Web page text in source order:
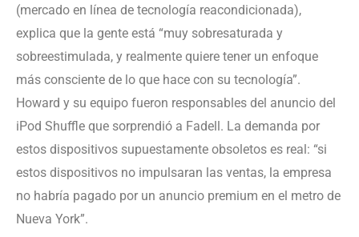
(mercado en línea de tecnología reacondicionada),
explica que la gente está “muy sobresaturada y
sobreestimulada, y realmente quiere tener un enfoque
más consciente de lo que hace con su tecnología”.
Howard y su equipo fueron responsables del anuncio del
iPod Shuffle que sorprendió a Fadell. La demanda por
estos dispositivos supuestamente obsoletos es real: “si
estos dispositivos no impulsaran las ventas, la empresa
no habría pagado por un anuncio premium en el metro de
Nueva York”.